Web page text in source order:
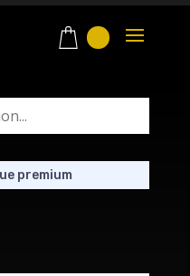
premium